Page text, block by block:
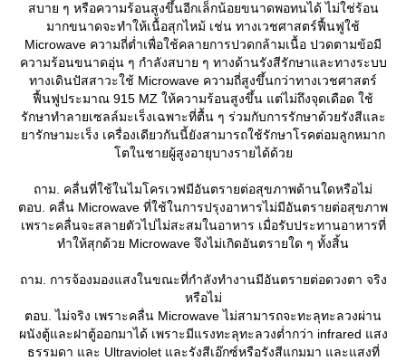
สบาย ๆ หรือความร้อนสูงขึ้นอีกเล็กน้อยขนาดพอทนได้ ไม่ใช่ร้อน
มากขนาดจะทำให้เนื้อสุกไหม้ เช่น ทางเวชศาสตร์ฟื้นฟูใช้
Microwave ความถี่ต่ำเพื่อใช้คลายการปวดกล้ามเนื้อ ปวดตามข้อมี
ความร้อนขนาดอุ่น ๆ กำลังสบาย ๆ ทางด้านรังสีรักษาและทางระบบ
ทางเดินปัสสาวะใช้ Microwave ความถี่สูงขึ้นกว่าทางเวชศาสตร์
ฟื้นฟูประมาณ 915 MZ ให้ความร้อนสูงขึ้น แต่ไม่ถึงจุดเดือด ใช้
รักษาทำลายเซลล์มะเร็งเฉพาะที่ตื้น ๆ ร่วมกับการรักษาด้วยรังสีและ
ารักษามะเร็ง เครื่องเดียวกันนี้ยังสามารถใช้รักษาโรคต่อมลูกหมาก
ตในชายผู้สูงอายุบางรายได้ด้ว
ถาม. คลื่นที่ใช้ในไมโครเวฟมีอันตรายต่อสุขภาพด้านใดหรือไม่
ตอบ. คลื่น Microwave ที่ใช้ในการปรุงอาหารไม่มีอันตรายต่อสุขภาพ
เพราะคลื่นจะสลายตัวไปไม่สะสมในอาหาร เมื่อรับประทานอาหารที่
ทำให้สุกด้วย Microwave จึงไม่เกิดอันตรายใด ๆ ทั้งสิ้น
ถาม. การจ้องมองแสงในขณะที่กำลังทำงานมีอันตรายต่อดวงตา จริง
หรือไม่
ตอบ. ไม่จริง เพราะคลื่น Microwave ไม่สามารถจะทะลุทะลวงผ่าน
ผนังตู้และฝาตู้ออกมาได้ เพราะมีแรงทะลุทะลวงต่ำกว่า infrared แสง
ธรรมดา และ Ultraviolet และรังสีเอ๊กซ์หรือรังสีแกมมา และแสงที่